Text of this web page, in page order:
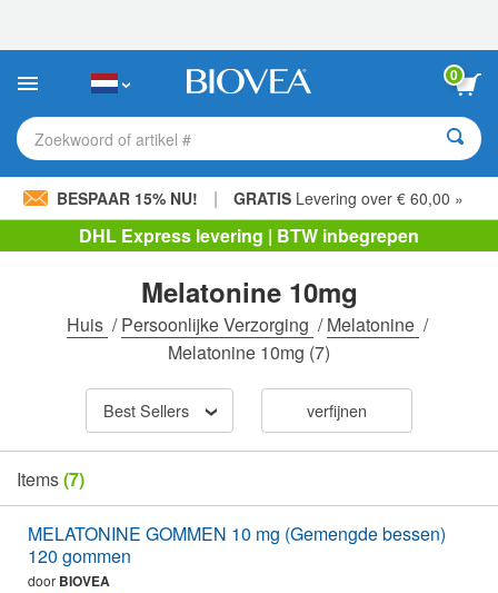
Deze
bevat
toegankelijkheidssysteem.
0
Zoekwoord of artikel #
BESPAAR 15% NU! | GRATIS Levering over € 60,00 »
DHL Express levering | BTW inbegrepen
Melatonine 10mg
Huis /Persoonlijke Verzorging /Melatonine /
Melatonine 10mg (7)
Best Sellers verfijnen
Items(7)
MELATONINE GOMMEN 10 mg (Gemengde bessen)
120 gommen
door BIOVEA